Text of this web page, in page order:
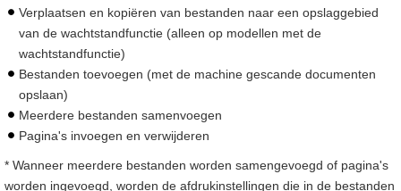
Verplaatsen en kopiëren van bestanden naar een opslaggebied
van de wachtstandfunctie (alleen op modellen met de
wachtstandfunctie)
Bestanden toevoegen (met de machine gescande documenten
opslaan)
Meerdere bestanden samenvoegen
Pagina's invoegen en verwijderen
* Wanneer meerdere bestanden worden samengevoegd of pagina's
worden ingevoegd, worden de afdrukinstellingen die in de bestanden